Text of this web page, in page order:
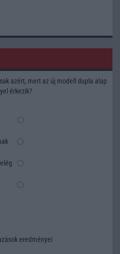
azért, mert az új modell dupla alap
érkezik?
eredményei